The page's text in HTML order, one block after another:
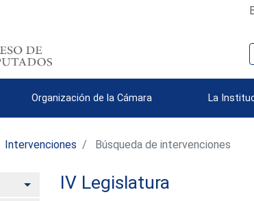
Organización de la Cámara La
Intervenciones Búsqueda de intervenciones
AlternarIV Legislatura